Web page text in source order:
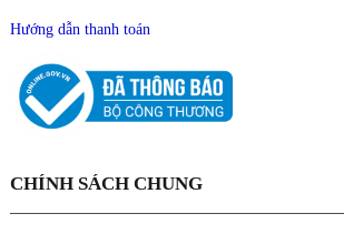
Hướng dẫn thanh toán
CHÍNH SÁCH CHUNG